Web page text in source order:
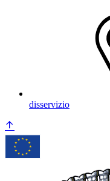
disservizio